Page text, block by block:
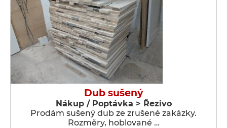
Dub sušený
Nákup / Poptávka > Řezivo
Prodám sušený dub ze zrušené zakázky.
Rozměry, hoblované …